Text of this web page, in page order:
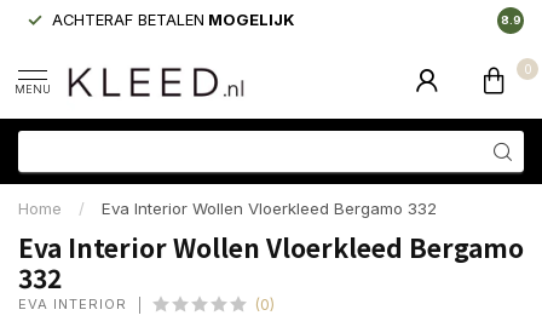
ACHTERAF BETALEN MOGELIJK 8.9
MENU
0
Home / Eva Interior Wollen Vloerkleed Bergamo 332
Eva Interior Wollen Vloerkleed Bergamo
332
EVA INTERIOR (0)